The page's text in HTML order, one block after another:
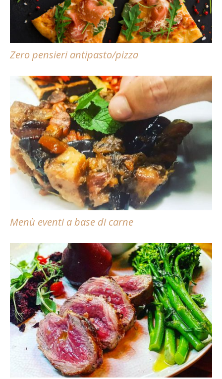
Zero pensieri antipasto/pizza
Menù eventi a base di carne